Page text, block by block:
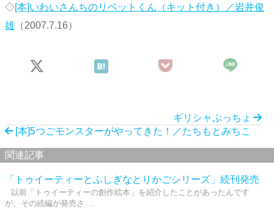
◇[本]いわいさんちのリベットくん（キット付き）／岩井俊
雄 （2007.7.16）
ギリシャぷっちょ
[本]5つごモンスターがやってきた！／たちもとみちこ
関連記事
「トゥイーティーとふしぎなとりかごシリーズ」続刊発売
以前「トゥイーティーの創作絵本」を紹介したことがあったんです
が、その続編が発売さ ...